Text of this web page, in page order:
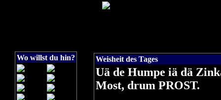
Wo willst du hin? Weisheit des Tages
Uä de Humpe iä dä
Most, drum PROST.